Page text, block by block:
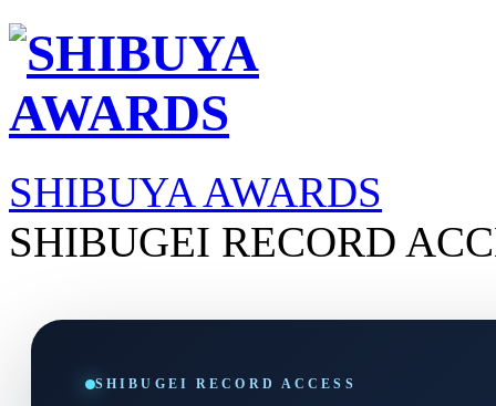
SHIBUYA AWARDS
SHIBUGEI RECORD
SHIBUGEI RECORD ACCESS